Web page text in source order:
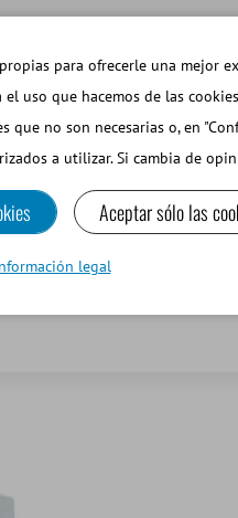
PEQUEÑOS
Laboratorio
para ofrecerle una mejor
el uso que hacemos de las
que no son necesarias o, en
a utilizar. Si cambia de
Aceptar sólo las
legal